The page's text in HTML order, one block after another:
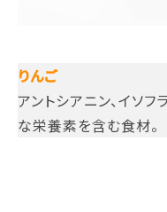
りんご
アントシアニン、イソ
な栄養素を含む食材。